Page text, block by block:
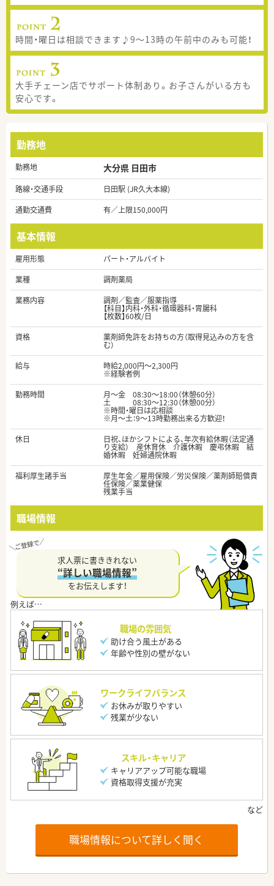
時間・曜日は相談できます♪9～13時の午前中のみも可能！
大手チェーン店でサポート体制あり。お子さんがいる方も
安心です。
勤務地
勤務地 大分県 日田市
路線・交通手段
日田駅 (JR久大本線)
通勤交通費
有／上限150,000円
基本情報
雇用形態
パート・アルバイト
業種
調剤薬局
業務内容
調剤／監査／服薬指導
【科目】内科・外科・循環器科・胃腸科
【枚数】60枚/日
資格
薬剤師免許をお持ちの方（取得見込みの方を含
む）
給与
時給2,000円～2,300円
※経験者例
勤務時間
月～金 08:30～18:00（休憩60分）
土 08:30～12:30（休憩00分）
※時間・曜日は応相談
※月～土：9～13時勤務出来る方歓迎！
休日
日祝、ほかシフトによる、年次有給休暇（法定通
り支給） 産休育休 介護休暇 慶弔休暇 結
婚休暇 妊婦通院休暇
福利厚生諸手当
厚生年金／雇用保険／労災保険／薬剤師賠償責
任保険／薬業健保
残業手当
職場情報
求人票に書ききれない
“詳しい職場情報”
をお伝えします！
職場の雰囲気
助け合う風土がある
年齢や性別の壁がない
ワークライフバランス
お休みが取りやすい
残業が少ない
スキル・キャリア
キャリアアップ可能な職場
資格取得支援が充実
職場情報について詳しく聞く